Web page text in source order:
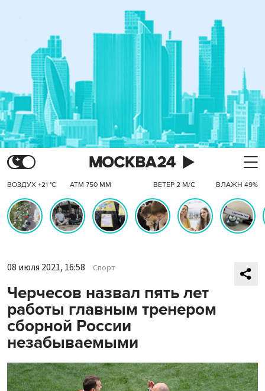
ВОЗДУХ +21 °C АТМ 750 ММ ВЕТЕР 2 М/С ВЛАЖН 49%
08 июля 2021, 16:58 Спорт
Черчесов назвал пять лет
работы главным тренером
сборной России
незабываемыми